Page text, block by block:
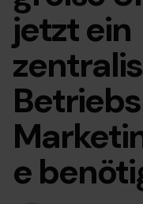
jetzt ein
e